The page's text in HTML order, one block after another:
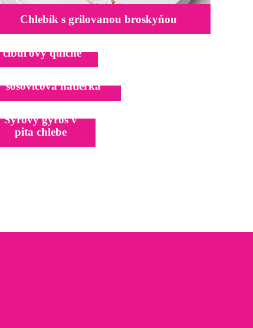
Chlebík s grilovanou broskyňou
cibuľový quiche
šošovicová nátierka
Syrový gyros v
pita chlebe